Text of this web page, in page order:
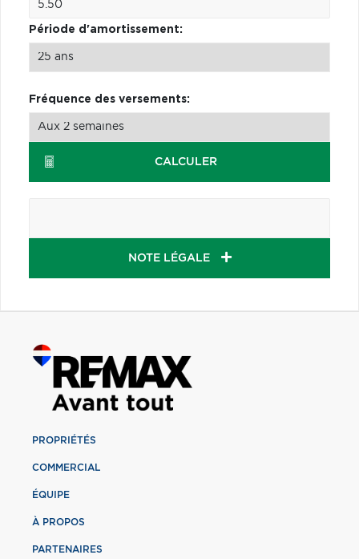
Période d'amortissement:
Fréquence des versements:
CALCULER
NOTE LÉGALE
PROPRIÉTÉS
COMMERCIAL
ÉQUIPE
À PROPOS
PARTENAIRES